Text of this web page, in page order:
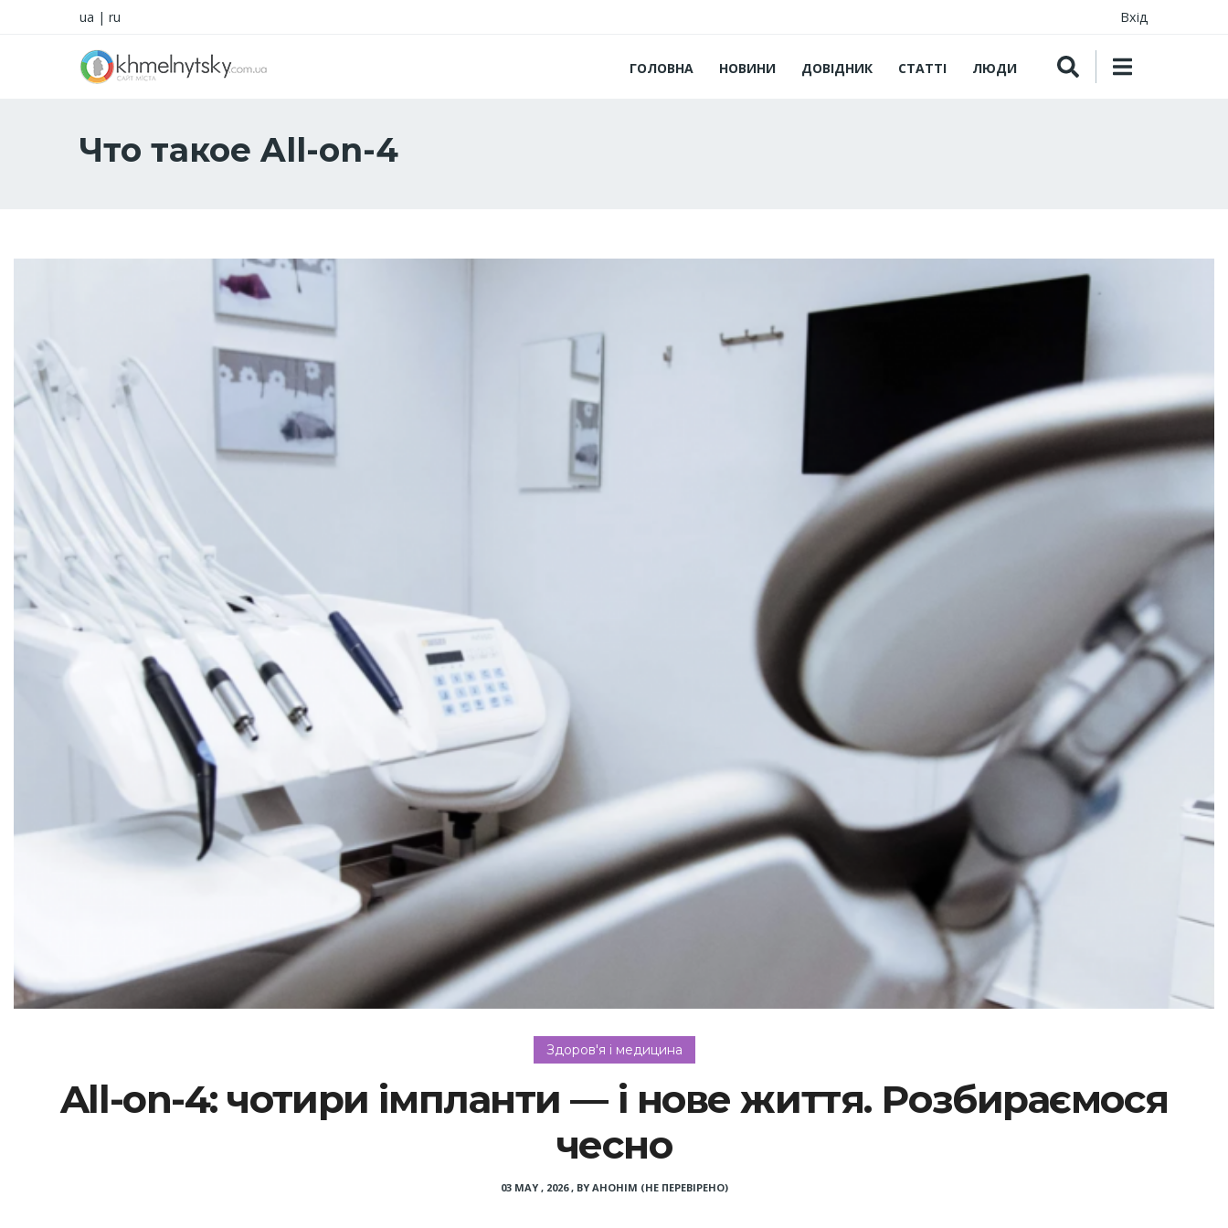
ua | ru Вхід
ГОЛОВНА НОВИНИ ДОВІДНИК СТАТТІ ЛЮДИ
Что такое All-on-4
Здоров'я і медицина
All-on-4: чотири імпланти — і нове життя. Розбираємося
чесно
03 MAY , 2026, BY АНОНІМ (НЕ ПЕРЕВІРЕНО)